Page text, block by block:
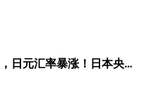
欧元/美元、英镑/美
数技术分析
日元汇率暴涨！日本央
走势如何？